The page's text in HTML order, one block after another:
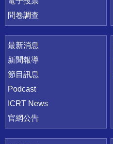
問卷調查
最新消息
新聞報導
節目訊息
Podcast
ICRT News
官網公告